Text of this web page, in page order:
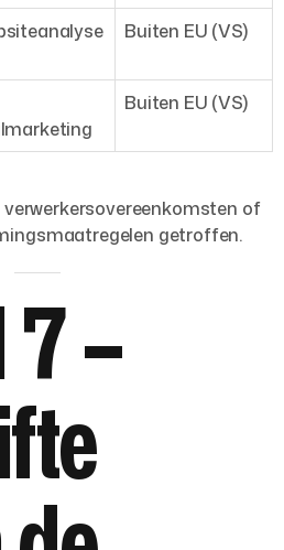
Buiten EU (VS)
Buiten EU (VS)
verwerkersovereenkomsten of
getroffen.
7 –